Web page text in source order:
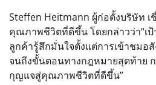
Steffen Heitmann ผู้ก่อตั้งบริษัท
คุณภาพชีวิตที่ดีขึ้น โดยกล่าวว่า“เ
ลูกค้ารู้สึกมั่นใจตั้งแต่การเข้าชมอ
จนถึงขั้นตอนทางกฎหมายสุดท้าย
กุญแจสู่คุณภาพชีวิตที่ดีขึ้น”